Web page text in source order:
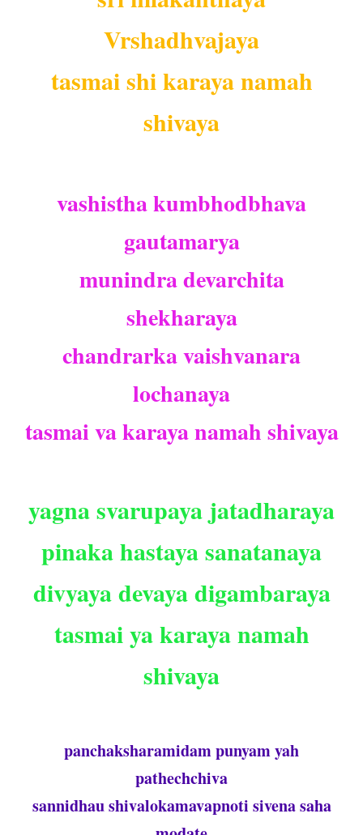
Vrshadhvajaya
tasmai shi karaya namah
shivaya
vashistha kumbhodbhava
gautamarya
munindra devarchita
shekharaya
chandrarka vaishvanara
lochanaya
tasmai va karaya namah shivaya
yagna svarupaya jatadharaya
pinaka hastaya sanatanaya
divyaya devaya digambaraya
tasmai ya karaya namah
shivaya
panchaksharamidam punyam yah
pathechchiva
sannidhau shivalokamavapnoti sivena saha